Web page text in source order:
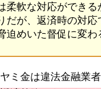
柔軟な対応ができる
だが、返済時の対応
迫めいた督促に変わ
ミ金は違法金融業者